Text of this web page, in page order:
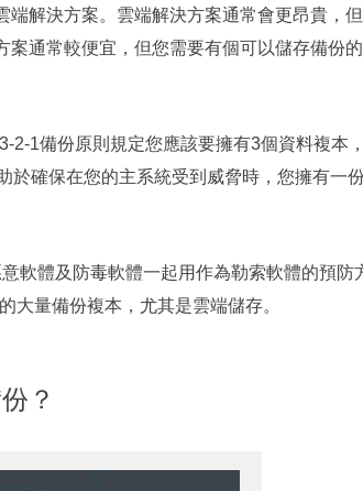
解決方案。雲端解決方案通常會更昂貴，
通常較便宜，但您需要有個可以儲存備份
2-1備份原則規定您應該要擁有3個資料複本
於確保在您的主系統受到威脅時，您擁有一
軟體及防毒軟體一起用作為勒索軟體的預防
大量備份複本，尤其是雲端儲存。
？